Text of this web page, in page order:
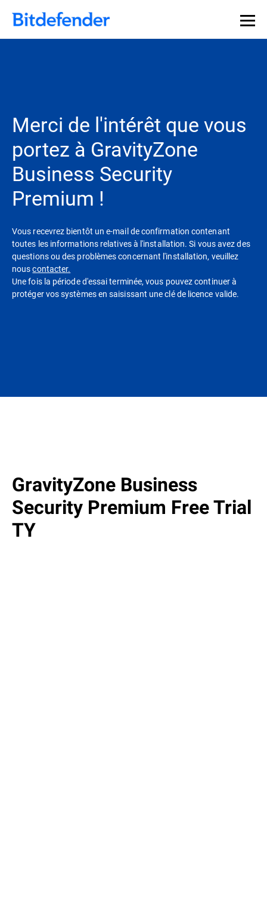
Souveraineté des données en cybersécurité : webinaire
en direct, le 30 juillet .Inscrivez-vous >>
Merci de l'intérêt que vous
portez à GravityZone
Business Security
Premium !
Vous recevrez bientôt un e-mail de confirmation contenant
toutes les informations relatives à l'installation. Si vous avez des
questions ou des problèmes concernant l'installation, veuillez
nouscontacter.
Une fois la période d'essai terminée, vous pouvez continuer à
protéger vos systèmes en saisissant une clé de licence valide.
GravityZone Business
Security Premium Free Trial
TY